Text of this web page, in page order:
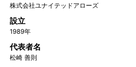
株式会社ユナイテッドアローズ
設立
1989年
代表者名
松崎 善則